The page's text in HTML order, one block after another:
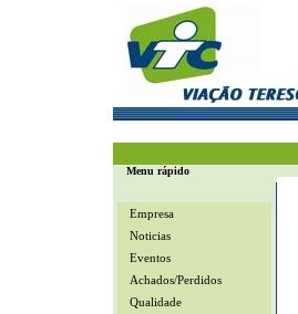
Menu rápido
Empresa
Noticias
Eventos
Achados/Perdidos
Qualidade